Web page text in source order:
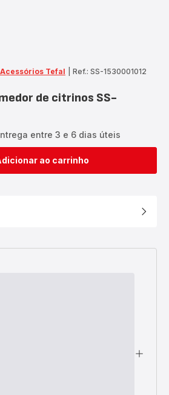
Tefal Ref.: SS-1530001012
de citrinos SS-
entre 3 e 6 dias úteis
ao carrinho